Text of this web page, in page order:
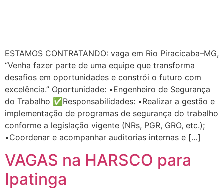
ESTAMOS CONTRATANDO: vaga em Rio Piracicaba–MG,
“Venha fazer parte de uma equipe que transforma
desafios em oportunidades e constrói o futuro com
excelência.” Oportunidade: ▪️Engenheiro de Segurança
do Trabalho ✅Responsabilidades: ▪️Realizar a gestão e
implementação de programas de segurança do trabalho
conforme a legislação vigente (NRs, PGR, GRO, etc.);
▪️Coordenar e acompanhar auditorias internas e […]
VAGAS na HARSCO para
Ipatinga